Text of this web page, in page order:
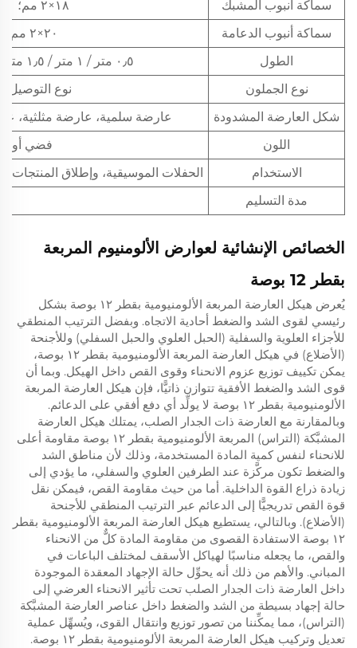
سماكة أنبوب المشبك
١٨×٢ مم؛ ٢٠×٢٫٥ مم؛ ٢٥×٢٫٥ مم
سماكة أنبوب الدعامة
٢٠×٢ مم؛ ٢٥×٢ مم؛ ٣٠×٢ مم
الطول
٠٫٥ متر / ١ متر / ١٫٥ متر / ٢ متر / ٤ أمتار أو مقاس مخصص
نوع الجملون
نوع
شكل العارضة المشدودة
عارضة سلمية، عارضة مثلثية،
اللون
فضي أو
الاستخدام
الحفلات الموسيقية، وإطلاق المنتجات
مدة التسليم
الخصائص الإنشائية لعوارض الألومنيوم المربعة
بقطر 12 بوصة
يُعرض هيكل العارضة المربعة الألومنيومية بقطر ١٢ بوصة بشكل
رئيسي لقوى الشد والضغط أحادية الاتجاه. وبفضل الترتيب المنطقي
للأجزاء العلوية والسفلية (الحبل العلوي والحبل السفلي) وللأجنحة
(الأضلاع) في هيكل العارضة المربعة الألومنيومية بقطر ١٢ بوصة،
يمكن تكييف توزيع عزوم الانحناء وقوى القص داخل الهيكل. وبما أن
قوى الشد والضغط الأفقية تتوازن ذاتيًّا، فإن هيكل العارضة المربعة
الألومنيومية بقطر ١٢ بوصة لا يولِّد أي دفع أفقي على الدعائم.
وبالمقارنة مع العارضة ذات الجدار الصلب، يمتلك هيكل العارضة
المشبَّكة (التراس) المربعة الألومنيومية بقطر ١٢ بوصة مقاومة أعلى
للانحناء لنفس كمية المادة المستخدمة، وذلك لأن مناطق الشد
والضغط تكون مركَّزة عند الطرفين العلوي والسفلي، ما يؤدي إلى
زيادة ذراع القوة الداخلية. أما من حيث مقاومة القص، فيمكن نقل
قوة القص تدريجيًّا إلى الدعائم عبر الترتيب المنطقي للأجنحة
(الأضلاع). وبالتالي، يستطيع هيكل العارضة المربعة الألومنيومية بقطر
١٢ بوصة الاستفادة القصوى من مقاومة المادة كلٌّ من الانحناء
والقص، ما يجعله مناسبًا لهياكل الأسقف لمختلف الباعات في
المباني. والأهم من ذلك أنه يحوِّل حالة الإجهاد المعقدة الموجودة
داخل العارضة ذات الجدار الصلب تحت تأثير الانحناء العرضي إلى
حالة إجهاد بسيطة من الشد والضغط داخل عناصر العارضة المشبَّكة
(التراس)، مما يمكِّننا من تصور توزيع وانتقال القوى، ويُسهِّل عملية
تعديل وتركيب هيكل العارضة المربعة الألومنيومية بقطر ١٢ بوصة.